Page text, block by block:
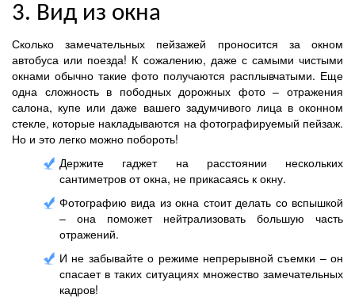
3. Вид из окна
Сколько замечательных пейзажей проносится за окном
автобуса или поезда! К сожалению, даже с самыми чистыми
окнами обычно такие фото получаются расплывчатыми. Еще
одна сложность в пободных дорожных фото – отражения
салона, купе или даже вашего задумчивого лица в оконном
стекле, которые накладываются на фотографируемый пейзаж.
Но и это легко можно побороть!
Держите гаджет на расстоянии нескольких
сантиметров от окна, не прикасаясь к окну.
Фотографию вида из окна стоит делать со вспышкой
– она поможет нейтрализовать большую часть
отражений.
И не забывайте о режиме непрерывной съемки – он
спасает в таких ситуациях множество замечательных
кадров!